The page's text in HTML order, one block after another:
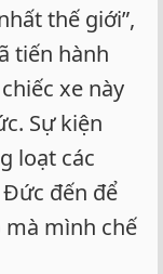
thế giới”,
tiến hành
xe này
Sự kiện
loạt các
đến để
mình chế